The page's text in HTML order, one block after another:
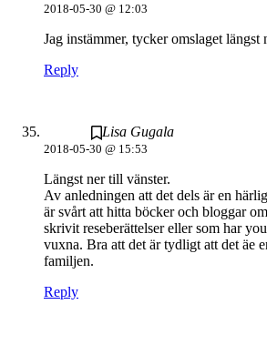
2018-05-30 @ 12:03
Jag instämmer, tycker omslaget längst
Reply
Lisa Gugala
2018-05-30 @ 15:53
Längst ner till vänster.
Av anledningen att det dels är en
är svårt att hitta böcker och bloggar
skrivit reseberättelser eller som har
vuxna. Bra att det är tydligt att det äe
familjen.
Reply